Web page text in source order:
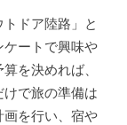
ドア陸路」と
ケートで興味や
を決めれば、
で旅の準備は
画を行い、宿や